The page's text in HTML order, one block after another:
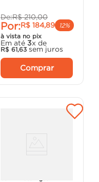
De:R$ 210,00
Por:R$ 184,89
12%
à vista no pix
Em até 3x de
R$ 61,63 sem juros
Comprar